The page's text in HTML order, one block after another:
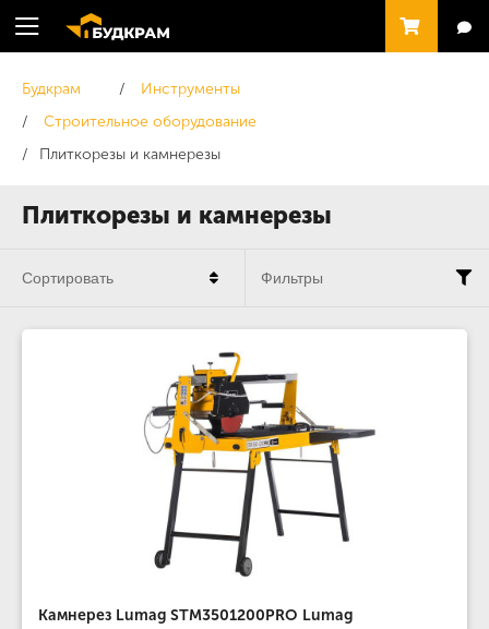
Плиткорезы и камнерезы
Будкрам
Инструменты
Строительное оборудование
Плиткорезы и камнерезы
Камнерез Lumag STM3501200PRO Lumag
Сортировать Фильтры